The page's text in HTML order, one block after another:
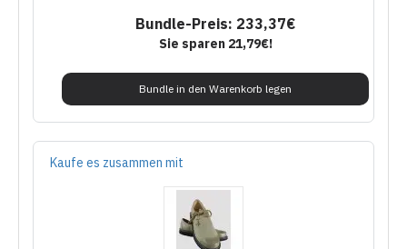
Bundle-Preis: 233,37€
Sie sparen 21,79€!
Bundle in den Warenkorb legen
Kaufe es zusammen mit